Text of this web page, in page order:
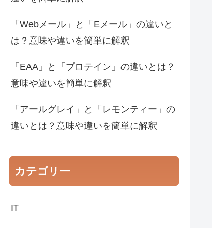
「Webメール」と「Eメール」の違いと
は？意味や違いを簡単に解釈
「EAA」と「プロテイン」の違いとは？
意味や違いを簡単に解釈
「アールグレイ」と「レモンティー」の
違いとは？意味や違いを簡単に解釈
カテゴリー
IT